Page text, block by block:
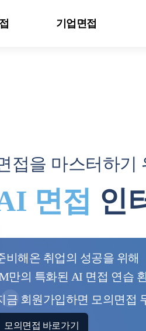
기업면접
접을 마스터하기
면접 인
비해온 취업의 성공을 위해
만의 특화된 AI 면접 연습
금 회원가입하면 모의면접
모의면접 바로가기